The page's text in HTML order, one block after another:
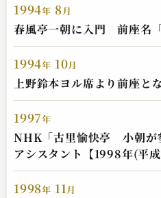
熊の皮
2023.05.12 | 14分
1994年 8月
春風亭一朝に入門 前座名
1994年 10月
上野鈴本ヨル席より前座と
1997年
NHK「古里愉快亭 小朝が
アシスタント【1998年(平成
1998年 11月